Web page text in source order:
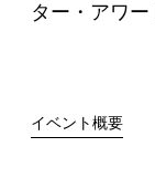
ター・アワー
イベント概要